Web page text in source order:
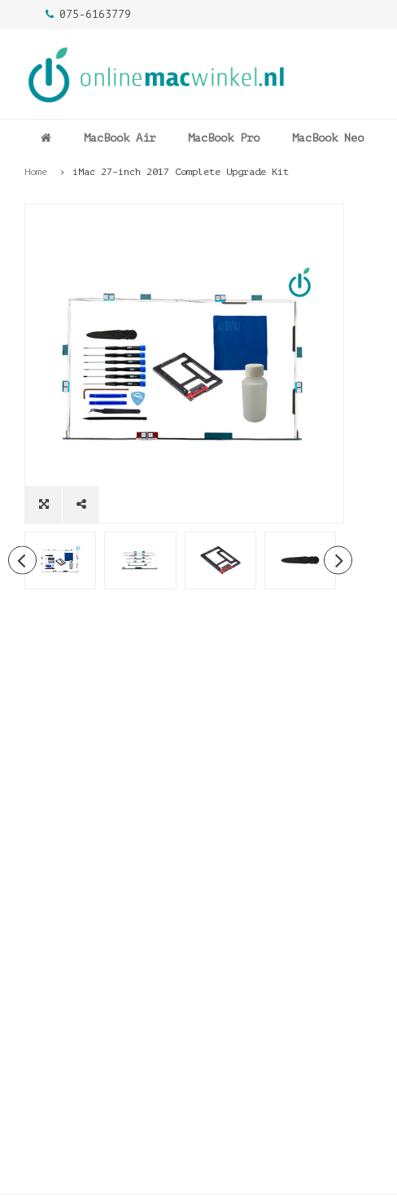
075-6163779
MacBook Air MacBook Pro MacBook Neo
Home iMac 27–inch 2017 Complete Upgrade Kit